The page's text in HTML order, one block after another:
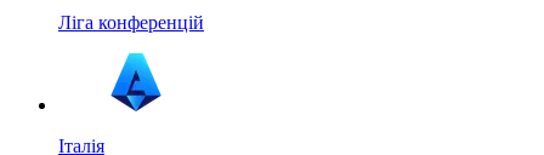
Ліга конференцій
Італія